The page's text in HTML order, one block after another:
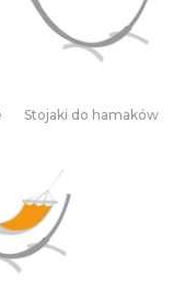
Stojaki do hamaków